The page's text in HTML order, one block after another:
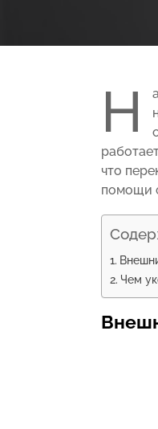
Н
что
помощи
Чем